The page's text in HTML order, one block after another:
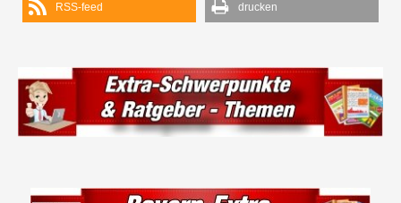
RSS-feed drucken